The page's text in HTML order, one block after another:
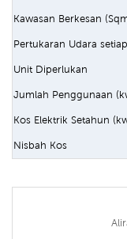
Kawasan Berkesan
Pertukaran Udara
Unit Diperlukan
Jumlah Penggunaan
Kos Elektrik Setahun
Nisbah Kos